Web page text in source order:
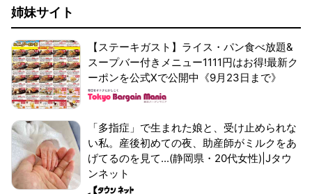
姉妹サイト
【ステーキガスト】ライス・パン食べ放題&
スープバー付きメニュー1111円はお得!最新ク
ーポンを公式Xで公開中《9月23日まで》
「多指症」で生まれた娘と、受け止められな
い私。産後初めての夜、助産師がミルクをあ
げてるのを見て...(静岡県・20代女性)|Jタウ
ンネット